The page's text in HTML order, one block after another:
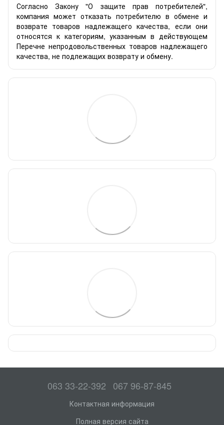
Согласно Закону "О защите прав потребителей",
компания может отказать потребителю в обмене и
возврате товаров надлежащего качества, если они
относятся к категориям, указанным в действующем
Перечне непродовольственных товаров надлежащего
качества, не подлежащих возврату и обмену.
063 33-22-392 067 96-87-845
Контактная информация
Полная версия сайта